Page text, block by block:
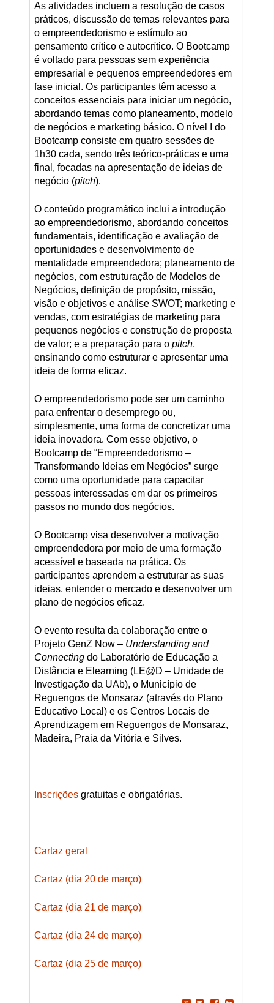
As atividades incluem a resolução de casos
práticos, discussão de temas relevantes para
o empreendedorismo e estímulo ao
pensamento crítico e autocrítico. O Bootcamp
é voltado para pessoas sem experiência
empresarial e pequenos empreendedores em
fase inicial. Os participantes têm acesso a
conceitos essenciais para iniciar um negócio,
abordando temas como planeamento, modelo
de negócios e marketing básico. O nível I do
Bootcamp consiste em quatro sessões de
1h30 cada, sendo três teórico-práticas e uma
final, focadas na apresentação de ideias de
negócio (pitch).
O conteúdo programático inclui a introdução
ao empreendedorismo, abordando conceitos
fundamentais, identificação e avaliação de
oportunidades e desenvolvimento de
mentalidade empreendedora; planeamento de
negócios, com estruturação de Modelos de
Negócios, definição de propósito, missão,
visão e objetivos e análise SWOT; marketing e
vendas, com estratégias de marketing para
pequenos negócios e construção de proposta
de valor; e a preparação para o pitch,
ensinando como estruturar e apresentar uma
ideia de forma eficaz.
O empreendedorismo pode ser um caminho
para enfrentar o desemprego ou,
simplesmente, uma forma de concretizar uma
ideia inovadora. Com esse objetivo, o
Bootcamp de “Empreendedorismo –
Transformando Ideias em Negócios” surge
como uma oportunidade para capacitar
pessoas interessadas em dar os primeiros
passos no mundo dos negócios.
O Bootcamp visa desenvolver a motivação
empreendedora por meio de uma formação
acessível e baseada na prática. Os
participantes aprendem a estruturar as suas
ideias, entender o mercado e desenvolver um
plano de negócios eficaz.
O evento resulta da colaboração entre o
Projeto GenZ Now – Understanding and
Connectingdo Laboratório de Educação a
Distância e Elearning (LE@D – Unidade de
Investigação da UAb), o Município de
Reguengos de Monsaraz (através do Plano
Educativo Local) e os Centros Locais de
Aprendizagem em Reguengos de Monsaraz,
Madeira, Praia da Vitória e Silves.
Inscriçõesgratuitas e obrigatórias.
Cartaz geral
Cartaz (dia 20 de março)
Cartaz (dia 21 de março)
Cartaz (dia 24 de março)
Cartaz (dia 25 de março)